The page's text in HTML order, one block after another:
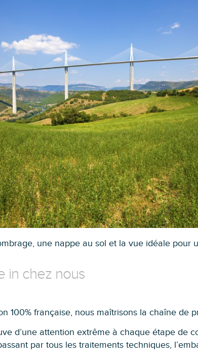
une nappe au sol et la vue idéale pour
in chez nous
100% française, nous maîtrisons la chaîne de
d’une attention extrême à chaque étape de
par tous les traitements techniques,